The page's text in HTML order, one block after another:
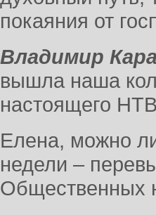
покаяния от
Владимир
вышла наша
настоящего
Елена, можно
недели –
Общественных